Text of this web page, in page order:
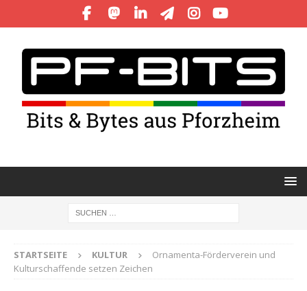
STARTSEITE KULTUR
Ornamenta-Förderverein und
Kulturschaffende setzen Zeichen